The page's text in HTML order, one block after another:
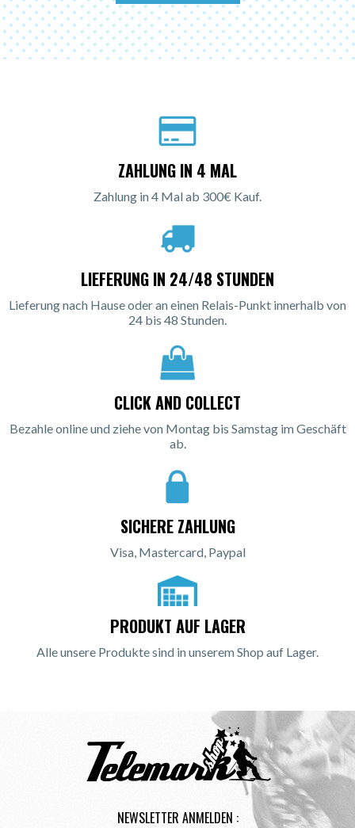
ZAHLUNG IN 4 MAL
Zahlung in 4 Mal ab 300€ Kauf.
LIEFERUNG IN 24/48 STUNDEN
Lieferung nach Hause oder an einen Relais-Punkt innerhalb von
24 bis 48 Stunden.
CLICK AND COLLECT
Bezahle online und ziehe von Montag bis Samstag im Geschäft
ab.
SICHERE ZAHLUNG
Visa, Mastercard, Paypal
PRODUKT AUF LAGER
Alle unsere Produkte sind in unserem Shop auf Lager.
NEWSLETTER ANMELDEN :